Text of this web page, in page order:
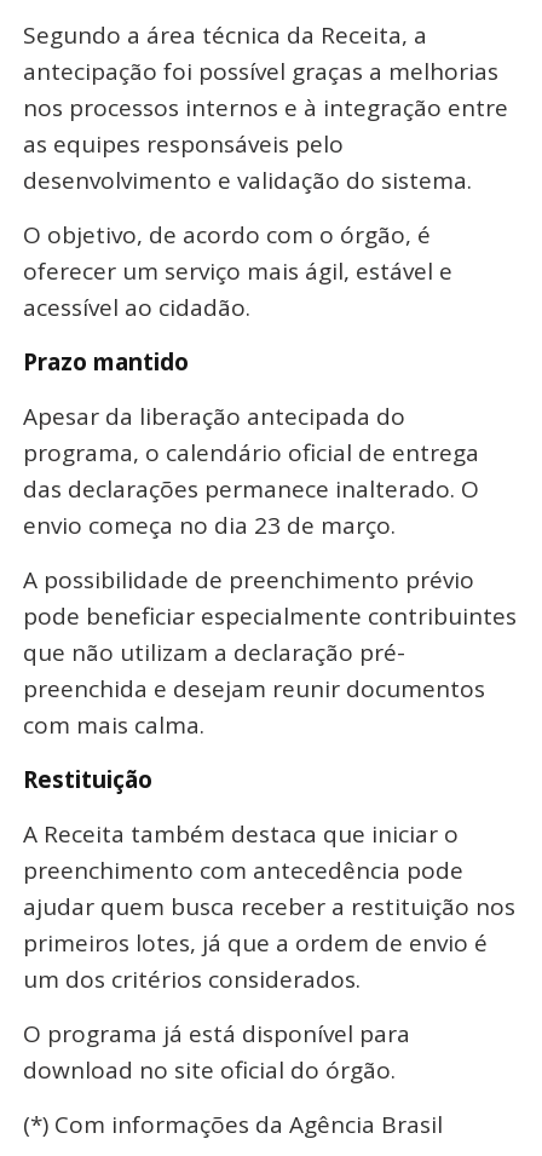
Segundo a área técnica da Receita, a
antecipação foi possível graças a melhorias
nos processos internos e à integração entre
as equipes responsáveis pelo
desenvolvimento e validação do sistema.
O objetivo, de acordo com o órgão, é
oferecer um serviço mais ágil, estável e
acessível ao cidadão.
Prazo mantido
Apesar da liberação antecipada do
programa, o calendário oficial de entrega
das declarações permanece inalterado. O
envio começa no dia 23 de março.
A possibilidade de preenchimento prévio
pode beneficiar especialmente contribuintes
que não utilizam a declaração pré-
preenchida e desejam reunir documentos
com mais calma.
Restituição
A Receita também destaca que iniciar o
preenchimento com antecedência pode
ajudar quem busca receber a restituição nos
primeiros lotes, já que a ordem de envio é
um dos critérios considerados.
O programa já está disponível para
download no site oficial do órgão.
(*) Com informações da Agência Brasil